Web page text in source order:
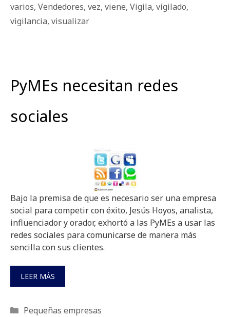
varios, Vendedores, vez, viene, Vigila, vigilado,
vigilancia, visualizar
PyMEs necesitan redes
sociales
Bajo la premisa de que es necesario ser una empresa
social para competir con éxito, Jesús Hoyos, analista,
influenciador y orador, exhortó a las PyMEs a usar las
redes sociales para comunicarse de manera más
sencilla con sus clientes.
LEER MÁS
Categorías
Pequeñas empresas